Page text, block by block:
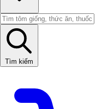
Tìm kiếm